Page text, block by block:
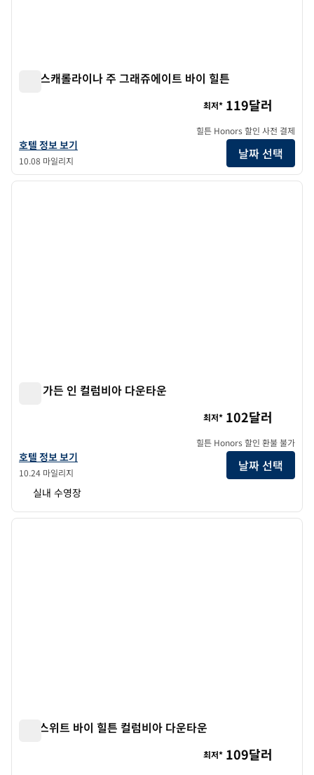
사우스캐롤라이나 주 그래쥬에이트 바이 힐튼
그래쥬에이트 바이 힐튼 Columbia, S.C.의 호텔 상세 정보 보기
호텔 정보 보기
10.08 마일리지
최저* 119달러
힐튼 Honors 할인 사전 결제
날짜 선택
1/12
1/12
다음
힐튼 가든 인 컬럼비아 다운타운
힐튼 가든 인 컬럼비아 다운타운의 호텔 정보 보기
호텔 정보 보기
10.24 마일리지
최저* 102달러
힐튼 Honors 할인 환불 불가
날짜 선택
실내 수영장
1/12
1/12
다음
홈2 스위트 바이 힐튼 컬럼비아 다운타운
최저* 109달러